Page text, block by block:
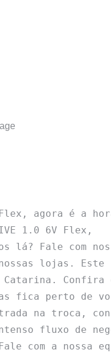
Flex, agora é a
1.0 6V Flex,
lá? Fale com
nossas lojas.
Confira
fica perto de
na troca,
fluxo de
com a nossa